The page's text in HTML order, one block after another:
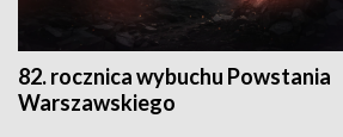
82. rocznica wybuchu Powstania
Warszawskiego